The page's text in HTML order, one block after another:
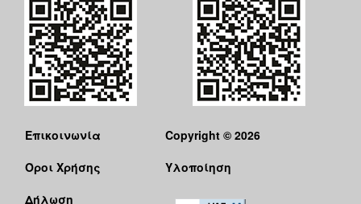
Επικοινωνία
Όροι Χρήσης
Δήλωση
Copyright © 2026
Υλοποίηση